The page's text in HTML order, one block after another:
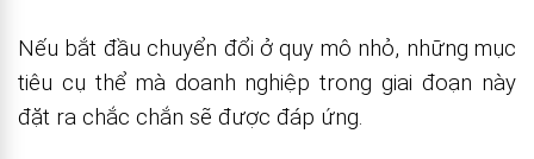
Nếu bắt đầu chuyển đổi ở quy mô nhỏ, những mục
tiêu cụ thể mà doanh nghiệp trong giai đoạn này
đặt ra chắc chắn sẽ được đáp ứng.